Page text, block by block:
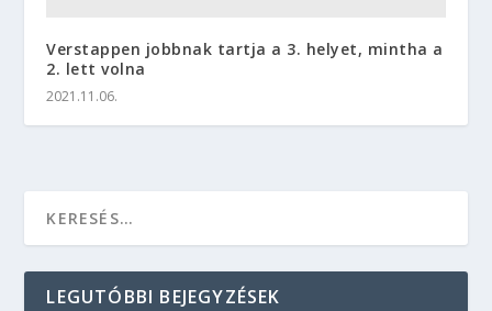
Verstappen jobbnak tartja a 3. helyet, mintha a
2. lett volna
2021.11.06.
LEGUTÓBBI BEJEGYZÉSEK